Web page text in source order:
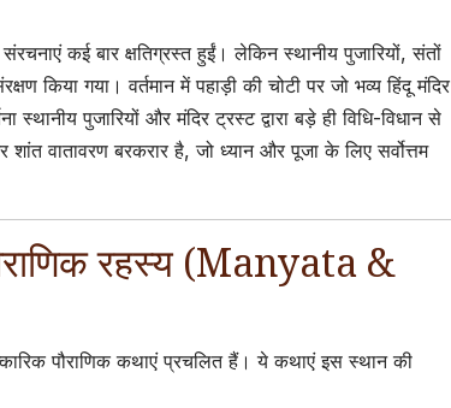
कई बार क्षतिग्रस्त हुईं। लेकिन स्थानीय पुजारियों, संतों
किया गया। वर्तमान में पहाड़ी की चोटी पर जो भव्य हिंदू मंदिर
पुजारियों और मंदिर ट्रस्ट द्वारा बड़े ही विधि-विधान से
वातावरण बरकरार है, जो ध्यान और पूजा के लिए सर्वोत्तम
रहस्य (Manyata &
पौराणिक कथाएं प्रचलित हैं। ये कथाएं इस स्थान की